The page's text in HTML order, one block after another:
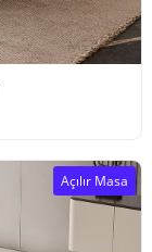
Açılır Masa